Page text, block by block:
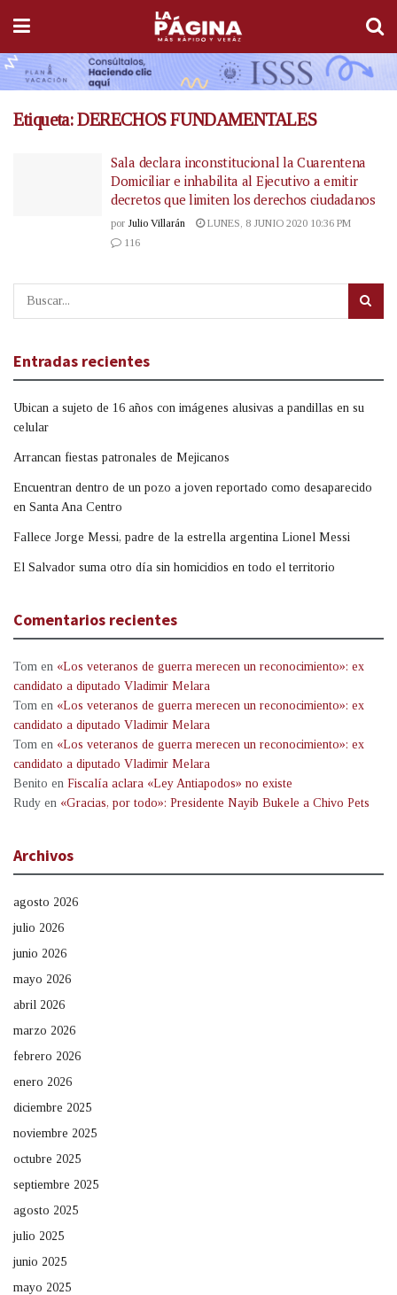
Etiqueta:DERECHOS FUNDAMENTALES
Sala declara inconstitucional la Cuarentena
Domiciliar e inhabilita al Ejecutivo a emitir
decretos que limiten los derechos ciudadanos
por Julio Villarán
LUNES, 8 JUNIO 2020 10:36 PM
116
Entradas recientes
Ubican a sujeto de 16 años con imágenes alusivas a pandillas en su
celular
Arrancan fiestas patronales de Mejicanos
Encuentran dentro de un pozo a joven reportado como desaparecido
en Santa Ana Centro
Fallece Jorge Messi, padre de la estrella argentina Lionel Messi
El Salvador suma otro día sin homicidios en todo el territorio
Comentarios recientes
Tom en «Los veteranos de guerra merecen un reconocimiento»: ex
candidato a diputado Vladimir Melara
Tom en «Los veteranos de guerra merecen un reconocimiento»: ex
candidato a diputado Vladimir Melara
Tom en «Los veteranos de guerra merecen un reconocimiento»: ex
candidato a diputado Vladimir Melara
Benito en Fiscalía aclara «Ley Antiapodos» no existe
Rudy en «Gracias, por todo»: Presidente Nayib Bukele a Chivo Pets
Archivos
agosto 2026
julio 2026
junio 2026
mayo 2026
abril 2026
marzo 2026
febrero 2026
enero 2026
diciembre 2025
noviembre 2025
octubre 2025
septiembre 2025
agosto 2025
julio 2025
junio 2025
mayo 2025